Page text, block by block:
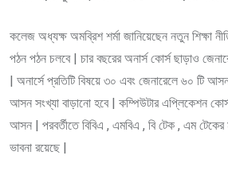
কলেজ অধ্যক্ষ অমব্রিশ শর্মা জানিয়েছেন নতুন শিক্ষা
পঠন পঠন চলবে | চার বছরের অনার্স কোর্স ছাড়াও
| অনার্সে প্রতিটি বিষয়ে ৩০ এবং জেনারেলে ৬০ টি
আসন সংখ্যা বাড়ানো হবে | কম্পিউটার এপ্লিকেশন
আসন | পরবর্তীতে বিবিএ , এমবিএ , বি টেক , এম
ভাবনা রয়েছে |